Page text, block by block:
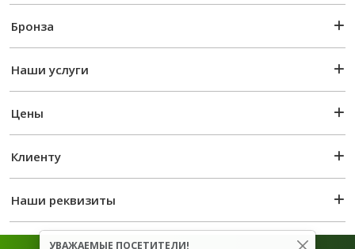
Бронза
Наши услуги
Цены
Клиенту
Наши реквизиты
УВАЖАЕМЫЕ ПОСЕТИТЕЛИ!